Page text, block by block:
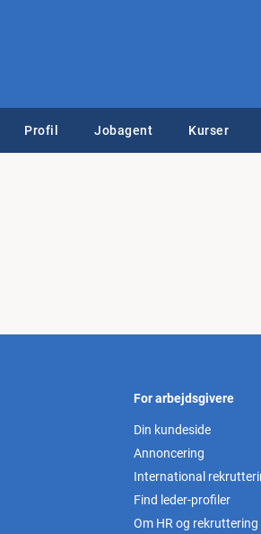
Profil Jobagent Kurser
For arbejdsgivere
Din kundeside
Annoncering
International
Find leder-profiler
Om HR og rekruttering